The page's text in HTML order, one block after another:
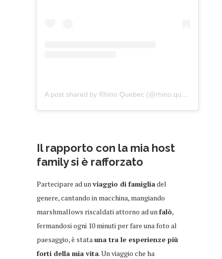
A post shared by Rhino Quebec (@rhino.quebec)
Il rapporto con la mia host
family si è rafforzato
Partecipare ad unviaggio di famigliadel
genere, cantando in macchina, mangiando
marshmallows riscaldati attorno ad unfalò,
fermandosi ogni 10 minuti per fare una foto al
paesaggio, è statauna tra le esperienze più
forti della mia vita. Un viaggio che ha